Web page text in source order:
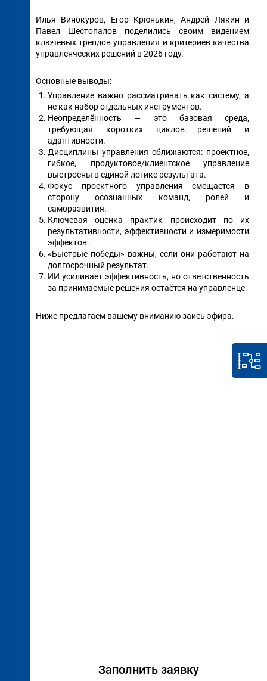
Заполнить заявку
Илья Винокуров, Егор Крюнькин, Андрей Лякин и
Павел Шестопалов поделились своим видением
ключевых трендов управления и критериев качества
управленческих решений в 2026 году.
Основные выводы:
Управление важно рассматривать как систему, а
не как набор отдельных инструментов.
Неопределённость — это базовая среда,
требующая коротких циклов решений и
адаптивности.
Дисциплины управления сближаются: проектное,
гибкое, продуктовое/клиентское управление
выстроены в единой логике результата.
Фокус проектного управления смещается в
сторону осознанных команд, ролей и
саморазвития.
Ключевая оценка практик происходит по их
результативности, эффективности и измеримости
эффектов.
«Быстрые победы» важны, если они работают на
долгосрочный результат.
ИИ усиливает эффективность, но ответственность
за принимаемые решения остаётся на управленце.
Ниже предлагаем вашему вниманию заись эфира.